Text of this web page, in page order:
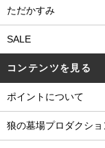
ただかすみ
SALE
コンテンツを見る
ポイントについて
狼の墓場プロダクショ